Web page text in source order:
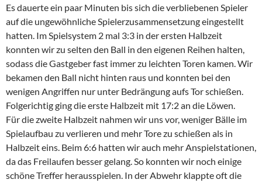
Es dauerte ein paar Minuten bis sich die verbliebenen Spieler
auf die ungewöhnliche Spielerzusammensetzung eingestellt
hatten. Im Spielsystem 2 mal 3:3 in der ersten Halbzeit
konnten wir zu selten den Ball in den eigenen Reihen halten,
sodass die Gastgeber fast immer zu leichten Toren kamen. Wir
bekamen den Ball nicht hinten raus und konnten bei den
wenigen Angriffen nur unter Bedrängung aufs Tor schießen.
Folgerichtig ging die erste Halbzeit mit 17:2 an die Löwen.
Für die zweite Halbzeit nahmen wir uns vor, weniger Bälle im
Spielaufbau zu verlieren und mehr Tore zu schießen als in
Halbzeit eins. Beim 6:6 hatten wir auch mehr Anspielstationen,
da das Freilaufen besser gelang. So konnten wir noch einige
schöne Treffer herausspielen. In der Abwehr klappte oft die